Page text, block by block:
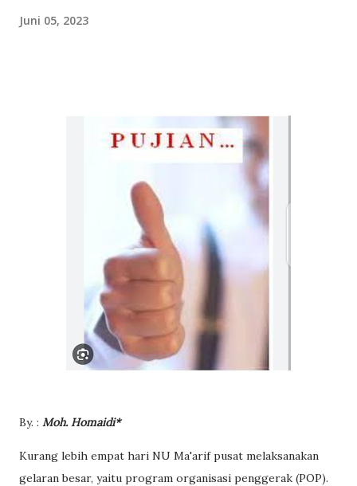
Juni 05, 2023
By. : Moh. Homaidi*
Kurang lebih empat hari NU Ma'arif pusat melaksanakan
gelaran besar, yaitu program organisasi penggerak (POP).